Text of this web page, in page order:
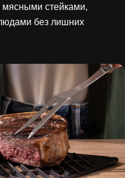
стейками,
без лишних